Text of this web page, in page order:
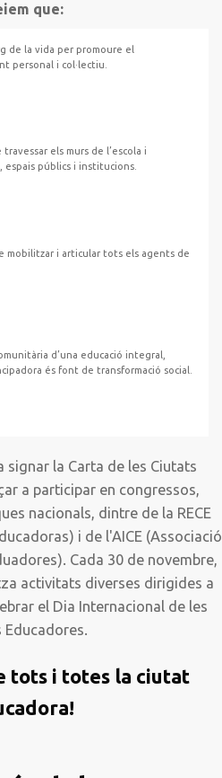
que:
de la vida per promoure el
personal i col·lectiu.
travessar els murs de l’escola i
espais públics i institucions.
mobilitzar i articular tots els agents de
d’una educació integral,
és font de transformació social.
signar la Carta de les Ciutats
a participar en congressos,
nacionals, dintre de la RECE
i de l'AICE (Associació
Cada 30 de novembre,
activitats diverses dirigides a
el Dia Internacional de les
Educadores.
tots i totes la ciutat